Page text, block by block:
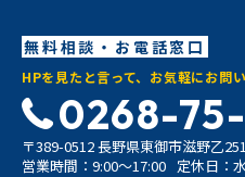
無料相談・お電話窓口
HPを見たと言って、お気軽にお問
0268-
〒389-0512 長野県東御市滋野乙
営業時間：9:00〜17:00 定休日：